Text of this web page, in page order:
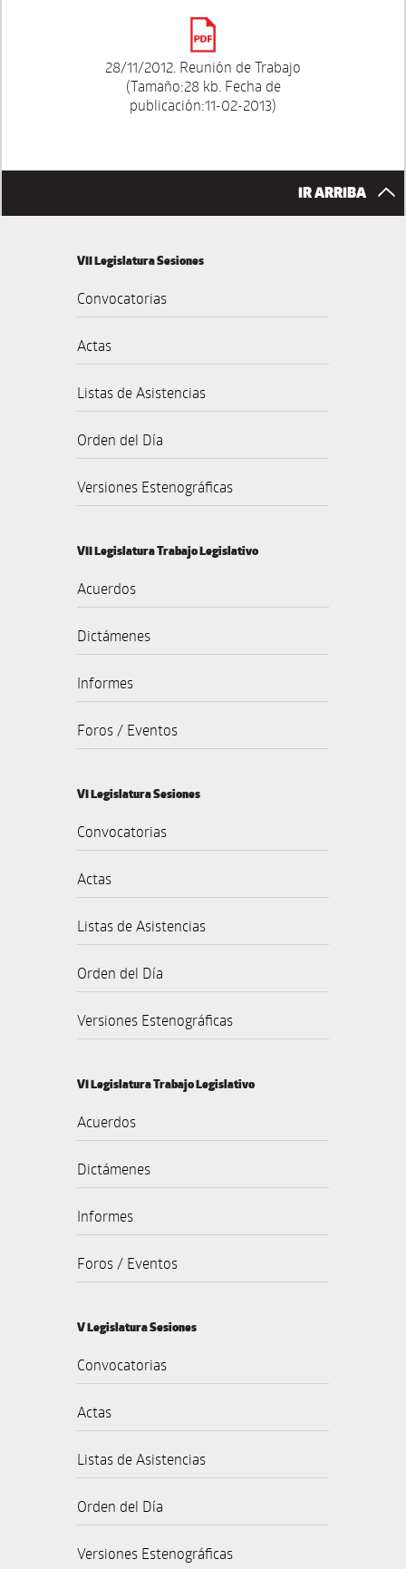
28/11/2012. Reunión de Trabajo
(Tamaño:28 kb. Fecha de
publicación:11-02-2013)
IR ARRIBA
VII Legislatura Sesiones
Convocatorias
Actas
Listas de Asistencias
Orden del Día
Versiones Estenográficas
VII Legislatura Trabajo Legislativo
Acuerdos
Dictámenes
Informes
Foros / Eventos
VI Legislatura Sesiones
Convocatorias
Actas
Listas de Asistencias
Orden del Día
Versiones Estenográficas
VI Legislatura Trabajo Legislativo
Acuerdos
Dictámenes
Informes
Foros / Eventos
V Legislatura Sesiones
Convocatorias
Actas
Listas de Asistencias
Orden del Día
Versiones Estenográficas